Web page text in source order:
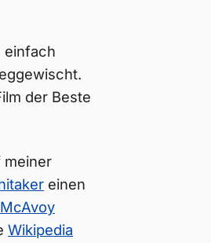
einfach
der Beste
meiner
einen
Wikipedia